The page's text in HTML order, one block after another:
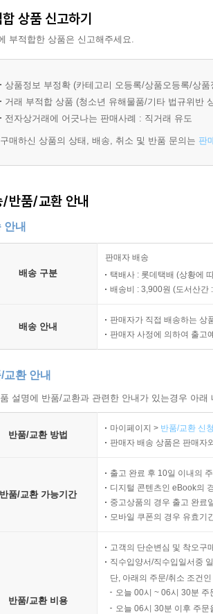
속 운동과 자유 낙하 운동
과 에너지
각 기관
런과 신경계
과 유전
람의 발생
람의 유전
너지 전환과 보존
학적 에너지 전환과 보존
하와 우주
기술과 인류 문명
학의 인류 문명
상품 신고하기
부적합한 상품은 신고해주세요.
상품정보 부정확 (카테고리 오등록/상품오등록/상
거래 부적합 상품 (청소년 유해물품/기타 법규위반
전자상거래에 어긋나는 판매사례 : 직거래 유도
구매하신 상품의 상태, 배송, 취소 및 반품 문의는 판
/반품/교환 안내
안내
배송 구분
판매자 배송
택배사 : 롯데택배 (상황에
배송비 : 3,900원 (도서산간
배송 안내
판매자가 직접 배송하는 상
판매자 사정에 의하여 출고
교환 안내
설명에 반품/교환과 관련한 안내가 있는경우 아
반품/교환 방법
마이페이지 > 반품/교환 신
판매자 배송 상품은 판매자
반품/교환 가능기간
출고 완료 후 10일 이내의
디지털 콘텐츠인 eBook의
중고상품의 경우 출고 완료
모바일 쿠폰의 경우 유효기
반품/교환 비용
고객의 단순변심 및 착오구
직수입양서/직수입일서중
단, 아래의 주문/취소 조건
오늘 00시 ~ 06시 30분
오늘 06시 30분 이후 주